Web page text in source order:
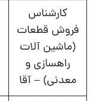
کارشناس
فروش قطعات
(ماشین آلات
راهسازی و
معدنی) – آقا